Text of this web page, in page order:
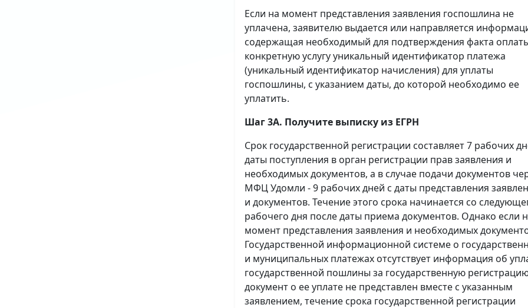
Если на момент представления заявления госпошлина не
уплачена, заявителю выдается или направляется
содержащая необходимый для подтверждения факта
конкретную услугу уникальный идентификатор платежа
(уникальный идентификатор начисления) для уплаты
госпошлины, с указанием даты, до которой необходимо ее
уплатить.
Шаг 3А. Получите выписку из ЕГРН
Срок государственной регистрации составляет 7 рабочих
даты поступления в орган регистрации прав заявления и
необходимых документов, а в случае подачи документов
МФЦ Удомли - 9 рабочих дней с даты представления
и документов. Течение этого срока начинается со
рабочего дня после даты приема документов. Однако если
момент представления заявления и необходимых
Государственной информационной системе о
и муниципальных платежах отсутствует информация об
государственной пошлины за государственную
документ о ее уплате не представлен вместе с указанным
заявлением, течение срока государственной регистрации